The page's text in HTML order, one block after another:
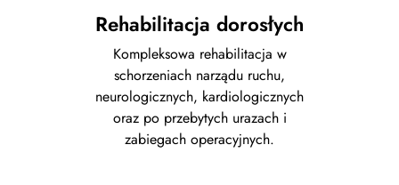
Rehabilitacja dorosłych
Kompleksowa rehabilitacja w
schorzeniach narządu ruchu,
neurologicznych, kardiologicznych
oraz po przebytych urazach i
zabiegach operacyjnych.